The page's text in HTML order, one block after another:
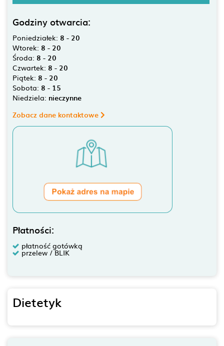
Godziny otwarcia:
Poniedziałek: 8 - 20
Wtorek: 8 - 20
Środa: 8 - 20
Czwartek: 8 - 20
Piątek: 8 - 20
Sobota: 8 - 15
Niedziela: nieczynne
Zobacz dane kontaktowe
Płatności:
płatność gotówką
przelew / BLIK
Dietetyk